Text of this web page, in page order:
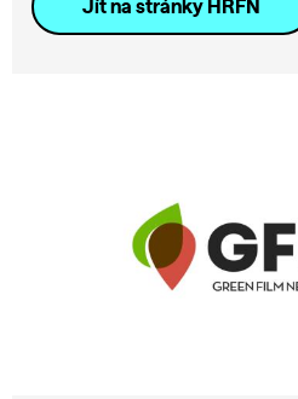
Jít na stránky HRFN